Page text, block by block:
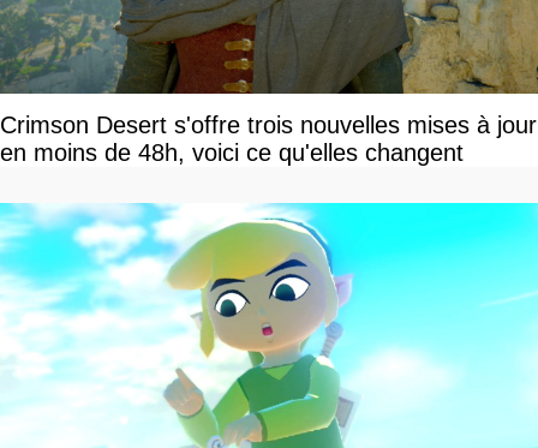
Crimson Desert s'offre trois nouvelles mises à jour
en moins de 48h, voici ce qu'elles changent